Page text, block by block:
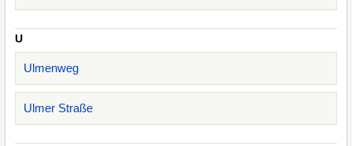
U
Ulmenweg
Ulmer Straße